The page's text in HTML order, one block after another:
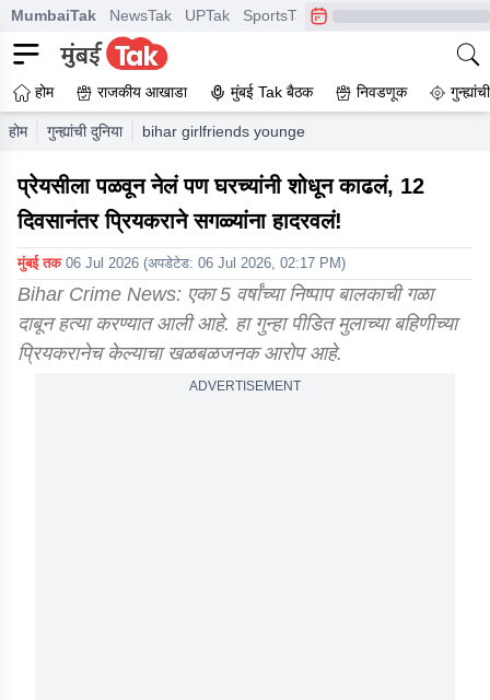
MumbaiTak NewsTak UPTak SportsTak CrimeTak
होम राजकीय आखाडा मुंबई Tak बैठक निवडणूक
होम गुन्ह्यांची दुनिया bihar girlfriends younger brother murdered
प्रेयसीला पळवून नेलं पण घरच्यांनी शोधून काढलं, 12
दिवसानंतर प्रियकराने सगळ्यांना हादरवलं!
मुंबई तक 06 Jul 2026 (अपडेटेड: 06 Jul 2026, 02:17 PM)
Bihar Crime News: एका 5 वर्षांच्या निष्पाप बालकाची गळा
दाबून हत्या करण्यात आली आहे. हा गुन्हा पीडित मुलाच्या बहिणीच्या
प्रियकरानेच केल्याचा खळबळजनक आरोप आहे.
ADVERTISEMENT